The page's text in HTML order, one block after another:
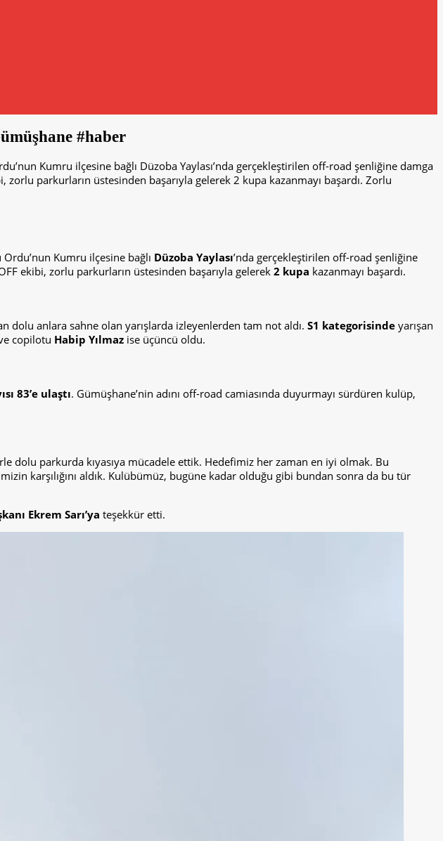
#haber
Kumru ilçesine bağlı Düzoba Yaylası’nda gerçekleştirilen off-road şenliğine damga
parkurların üstesinden başarıyla gelerek 2 kupa kazanmayı başardı. Zorlu
Kumru ilçesine bağlı Düzoba Yaylası’nda gerçekleştirilen off-road şenliğine
ekibi, zorlu parkurların üstesinden başarıyla gelerek2 kupa kazanmayı başardı.
dolu anlara sahne olan yarışlarda izleyenlerden tam not aldı. S1 kategorisinde yarışan
copilotu Habip Yılmaz ise üçüncü oldu.
83’e ulaştı. Gümüşhane’nin adını off-road camiasında duyurmayı sürdüren kulüp,
dolu parkurda kıyasıya mücadele ettik. Hedefimiz her zaman en iyi olmak. Bu
karşılığını aldık. Kulübümüz, bugüne kadar olduğu gibi bundan sonra da bu tür
Ekrem Sarı’ya teşekkür etti.